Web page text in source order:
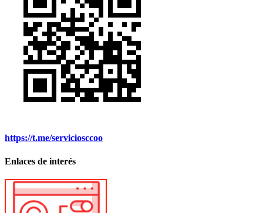
https://t.me/serviciosccoo
Enlaces de interés